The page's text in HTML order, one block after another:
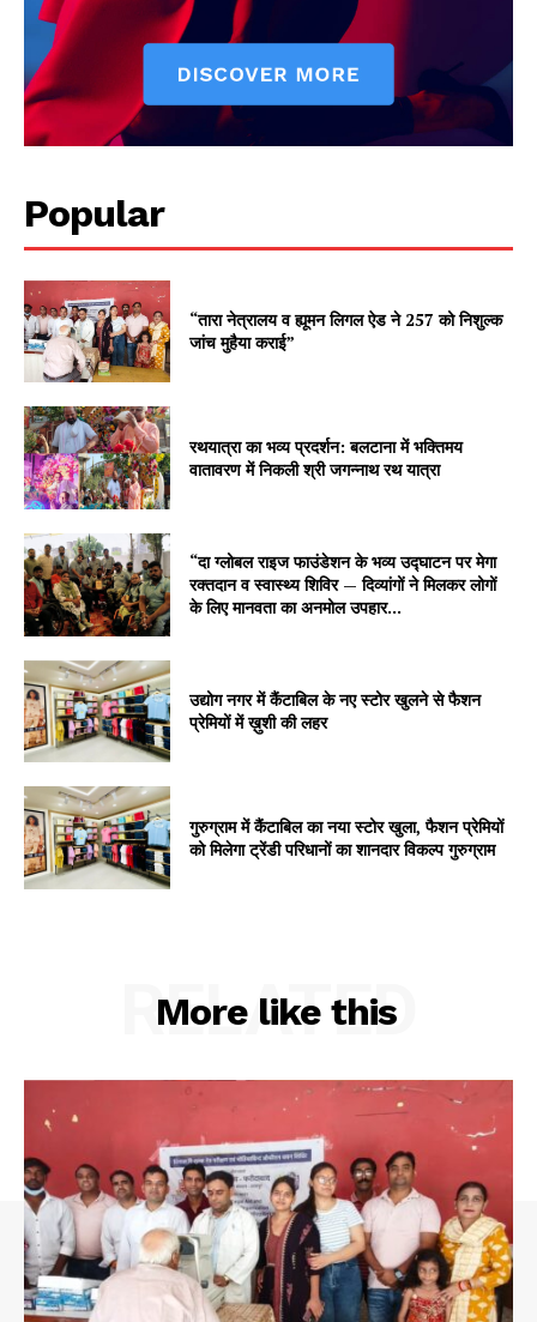
Popular
“तारा नेत्रालय व ह्यूमन लिगल ऐड ने 257 को निशुल्क
जांच मुहैया कराई”
रथयात्रा का भव्य प्रदर्शन: बलटाना में भक्तिमय
वातावरण में निकली श्री जगन्नाथ रथ यात्रा
“दा ग्लोबल राइज फाउंडेशन के भव्य उद्घाटन पर मेगा
रक्तदान व स्वास्थ्य शिविर — दिव्यांगों ने मिलकर लोगों
के लिए मानवता का अनमोल उपहार...
उद्योग नगर में कैंटाबिल के नए स्टोर खुलने से फैशन
प्रेमियों में ख़ुशी की लहर
गुरुग्राम में कैंटाबिल का नया स्टोर खुला, फैशन प्रेमियों
को मिलेगा ट्रेंडी परिधानों का शानदार विकल्प गुरुग्राम
More like this
RELATED